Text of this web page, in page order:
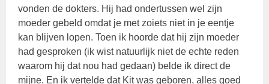
vonden de dokters. Hij had ondertussen wel zijn
moeder gebeld omdat je met zoiets niet in je eentje
kan blijven lopen. Toen ik hoorde dat hij zijn moeder
had gesproken (ik wist natuurlijk niet de echte reden
waarom hij dat nou had gedaan) belde ik direct de
mijne. En ik vertelde dat Kit was geboren, alles goed